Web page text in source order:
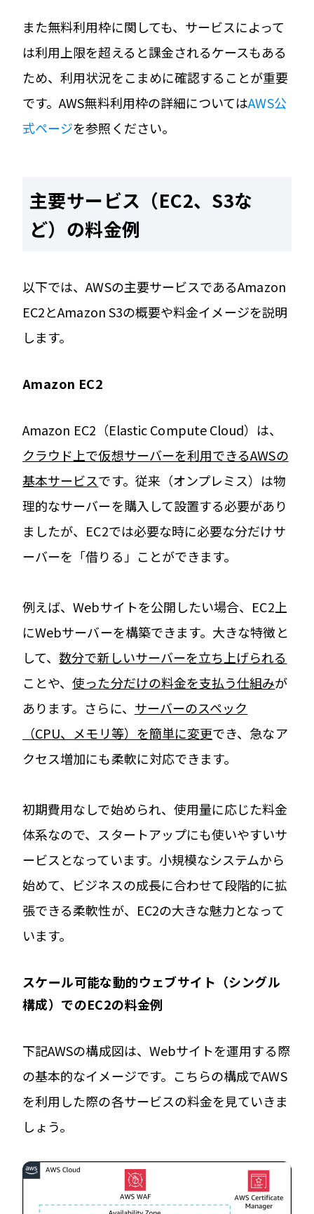
また無料利用枠に関しても、サービスによって
は利用上限を超えると課金されるケースもある
ため、利用状況をこまめに確認することが重要
です。AWS無料利用枠の詳細についてはAWS公
式ページを参照ください。
主要サービス（EC2、S3な
ど）の料金例
以下では、AWSの主要サービスであるAmazon
EC2とAmazon S3の概要や料金イメージを説明
します。
Amazon EC2
Amazon EC2（Elastic Compute Cloud）は、
クラウド上で仮想サーバーを利用できるAWSの
基本サービスです。従来（オンプレミス）は物
理的なサーバーを購入して設置する必要があり
ましたが、EC2では必要な時に必要な分だけサ
ーバーを「借りる」ことができます。
例えば、Webサイトを公開したい場合、EC2上
にWebサーバーを構築できます。大きな特徴と
して、数分で新しいサーバーを立ち上げられる
ことや、使った分だけの料金を支払う仕組みが
あります。さらに、 サーバーのスペック
（CPU、メモリ等）を簡単に変更でき、急なア
クセス増加にも柔軟に対応できます。
初期費用なしで始められ、使用量に応じた料金
体系なので、スタートアップにも使いやすいサ
ービスとなっています。小規模なシステムから
始めて、ビジネスの成長に合わせて段階的に拡
張できる柔軟性が、EC2の大きな魅力となって
います。
スケール可能な動的ウェブサイト（シングル
構成）でのEC2の料金例
下記AWSの構成図は、Webサイトを運用する際
の基本的なイメージです。こちらの構成でAWS
を利用した際の各サービスの料金を見ていきま
しょう。